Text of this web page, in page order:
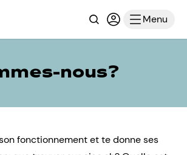
RechercheConnexion
Menu
nous?
fonctionnement et te donne ses